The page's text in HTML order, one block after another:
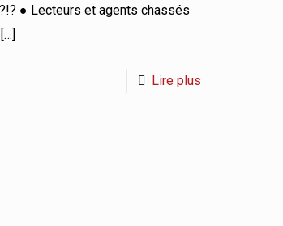
● Lecteurs et agents chassés
[…]
Lire plus